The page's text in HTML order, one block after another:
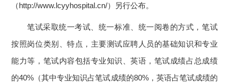
（http://www.lcyyhospital.cn/）另行公布。
笔试采取统一考试、统一标准、统一阅卷的方式，笔试
按照岗位类别、特点，主要测试应聘人员的基础知识和专业
能力等，笔试内容包括专业知识、英语，笔试成绩占总成绩
的40%（其中专业知识占笔试成绩的80%，英语占笔试成绩的